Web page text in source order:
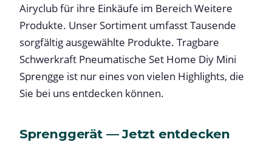
Airyclub für ihre Einkäufe im Bereich Weitere
Produkte. Unser Sortiment umfasst Tausende
sorgfältig ausgewählte Produkte. Tragbare
Schwerkraft Pneumatische Set Home Diy Mini
Sprengge ist nur eines von vielen Highlights, die
Sie bei uns entdecken können.
Sprenggerät — Jetzt entdecken